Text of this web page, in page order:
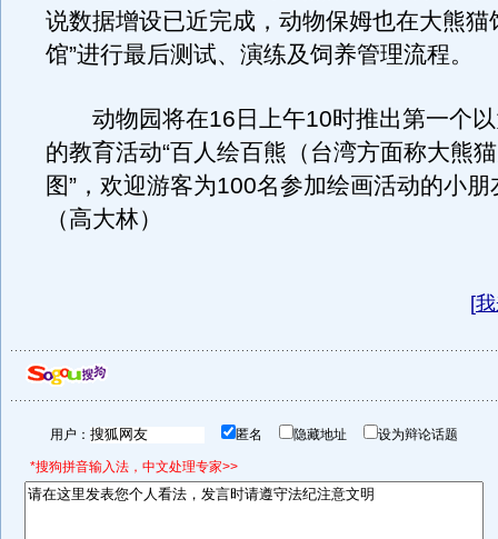
说数据增设已近完成，动物保姆也在大熊猫
馆”进行最后测试、演练及饲养管理流程。
动物园将在16日上午10时推出第一个以
的教育活动“百人绘百熊（台湾方面称大熊
图”，欢迎游客为100名参加绘画活动的小
（高大林）
[
用户： 匿名 隐藏地址 设为辩论话题
*搜狗拼音输入法，中文处理专家>>